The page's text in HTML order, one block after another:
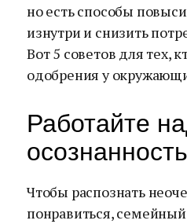
но есть способы
изнутри и снизить
Вот 5 советов для тех,
одобрения у
Работайте
Чтобы распознать
понравиться,